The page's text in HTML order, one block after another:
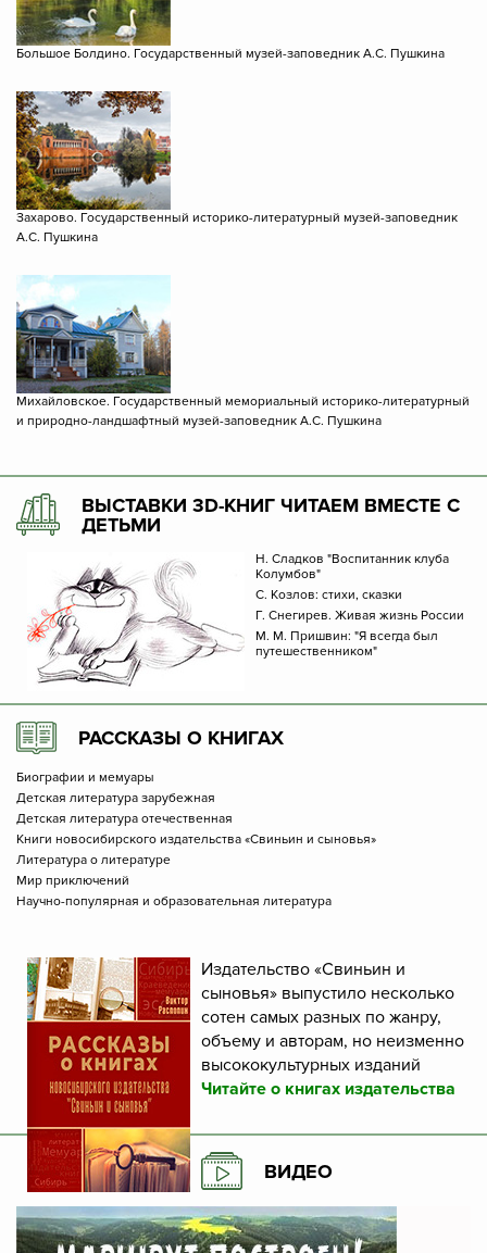
Большое Болдино. Государственный музей-заповедник А.С. Пушкина
Захарово. Государственный историко-литературный музей-заповедник
А.С. Пушкина
Михайловское. Государственный мемориальный историко-литературный
и природно-ландшафтный музей-заповедник А.С. Пушкина
ВЫСТАВКИ 3D-КНИГ ЧИТАЕМ ВМЕСТЕ С
ДЕТЬМИ
Н. Сладков "Воспитанник клуба
Колумбов"
С. Козлов: стихи, сказки
Г. Снегирев. Живая жизнь России
М. М. Пришвин: "Я всегда был
путешественником"
РАССКАЗЫ О КНИГАХ
Биографии и мемуары
Детская литература зарубежная
Детская литература отечественная
Книги новосибирского издательства «Свиньин и сыновья»
Литература о литературе
Мир приключений
Научно-популярная и образовательная литература
Издательство «Свиньин и
сыновья» выпустило несколько
сотен самых разных по жанру,
объему и авторам, но неизменно
высококультурных изданий
Читайте о книгах издательства
ВИДЕО